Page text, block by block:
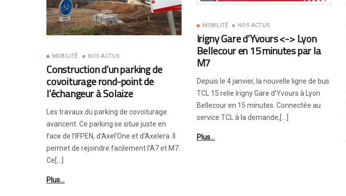
MOBILITÉ NOS ACTUS
Construction d’un parking de
covoiturage rond-point de
l’échangeur à Solaize
Les travaux du parking de covoiturage
avancent. Ce parking se situe juste en
face de l’IFPEN, d’Axel’One et d’Axelera. Il
permet de rejoindre facilement l’A7 et M7.
Ce[…]
Plus…
MOBILITÉ NOS ACTUS
Irigny Gare d’Yvours <-> Lyon
Bellecour en 15 minutes par la
M7
Depuis le 4 janvier, la nouvelle ligne de bus
TCL 15 relie Irigny Gare d’Yvours à Lyon
Bellecour en 15 minutes. Connectée au
service TCL à la demande,[…]
Plus…